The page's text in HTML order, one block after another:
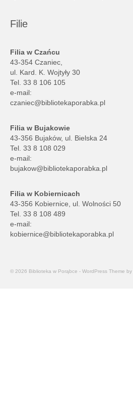
Filie
Filia w Czańcu
43-354 Czaniec,
ul. Kard. K. Wojtyły 30
Tel. 33 8 106 105
e-mail:
czaniec@bibliotekaporabka.pl
Filia w Bujakowie
43-356 Bujaków, ul. Bielska 24
Tel. 33 8 108 029
e-mail:
bujakow@bibliotekaporabka.pl
Filia w Kobiernicach
43-356 Kobiernice, ul. Wolności 50
Tel. 33 8 108 489
e-mail:
kobiernice@bibliotekaporabka.pl
© 2026 Biblioteka w Porąbce - WordPress Theme by